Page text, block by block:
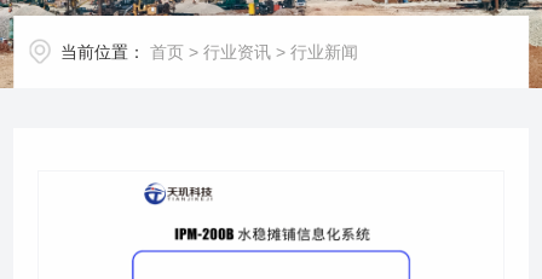
项目案例
关于我们
当前位置： 首页 >行业资讯 >行业新闻